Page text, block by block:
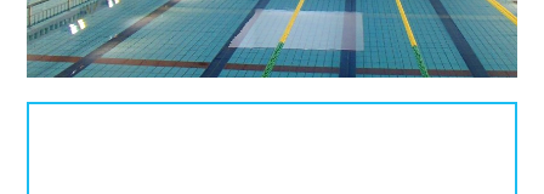
神奈川県 施設タイプ
公営プール レジャープール